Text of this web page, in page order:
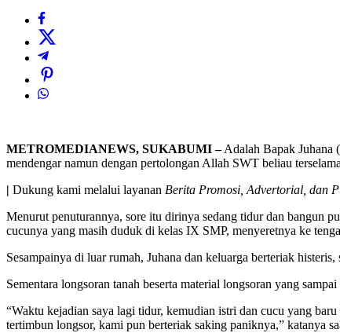
METROMEDIANEWS, SUKABUMI –Adalah Bapak Juhana
mendengar namun dengan pertolongan Allah SWT beliau
| Dukung kami melalui layanan Berita Promosi, Advertorial, dan
Menurut penuturannya, sore itu dirinya sedang tidur dan bangun
cucunya yang masih duduk di kelas IX SMP, menyeretnya ke
Sesampainya di luar rumah, Juhana dan keluarga berteriak
Sementara longsoran tanah beserta material longsoran yang
“Waktu kejadian saya lagi tidur, kemudian istri dan cucu yang
tertimbun longsor, kami pun berteriak saking paniknya,” katanya